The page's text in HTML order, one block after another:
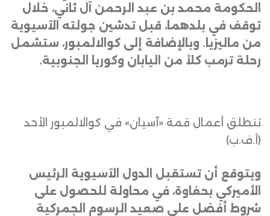
الحكومة محمد بن عبد الرحمن آل ثاني، خلال
توقف في بلدهما، قبل تدشين جولته الآسيوية
من ماليزيا. وبالإضافة إلى كوالالمبور، ستشمل
رحلة ترمب كلاً من اليابان وكوريا الجنوبية.
تنطلق أعمال قمة «آسيان» في كوالالمبور الأحد
(أ.ف.ب)
ويتوقع أن تستقبل الدول الآسيوية الرئيس
الأميركي بحفاوة، في محاولة للحصول على
شروط أفضل على صعيد الرسوم الجمركية